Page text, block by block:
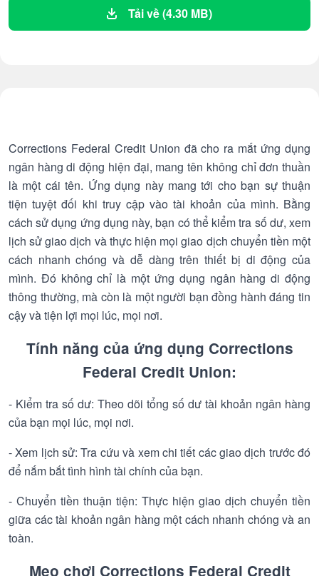
Tải về (4.30 MB)
Corrections Federal Credit Union đã cho ra mắt ứng dụng
ngân hàng di động hiện đại, mang tên không chỉ đơn thuần
là một cái tên. Ứng dụng này mang tới cho bạn sự thuận
tiện tuyệt đối khi truy cập vào tài khoản của mình. Bằng
cách sử dụng ứng dụng này, bạn có thể kiểm tra số dư, xem
lịch sử giao dịch và thực hiện mọi giao dịch chuyển tiền một
cách nhanh chóng và dễ dàng trên thiết bị di động của
mình. Đó không chỉ là một ứng dụng ngân hàng di động
thông thường, mà còn là một người bạn đồng hành đáng tin
cậy và tiện lợi mọi lúc, mọi nơi.
Tính năng của ứng dụng Corrections
Federal Credit Union:
- Kiểm tra số dư: Theo dõi tổng số dư tài khoản ngân hàng
của bạn mọi lúc, mọi nơi.
- Xem lịch sử: Tra cứu và xem chi tiết các giao dịch trước đó
để nắm bắt tình hình tài chính của bạn.
- Chuyển tiền thuận tiện: Thực hiện giao dịch chuyển tiền
giữa các tài khoản ngân hàng một cách nhanh chóng và an
toàn.
Mẹo chơi Corrections Federal Credit